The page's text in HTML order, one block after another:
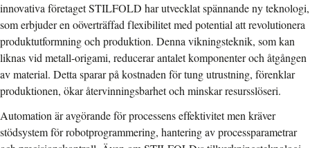
innovativa företaget STILFOLD har utvecklat spännande ny teknologi,
som erbjuder en oöverträffad flexibilitet med potential att revolutionera
produktutformning och produktion. Denna vikningsteknik, som kan
liknas vid metall-origami, reducerar antalet komponenter och åtgången
av material. Detta sparar på kostnaden för tung utrustning, förenklar
produktionen, ökar återvinningsbarhet och minskar resursslöseri.
Automation är avgörande för processens effektivitet men kräver
stödsystem för robotprogrammering, hantering av processparametrar